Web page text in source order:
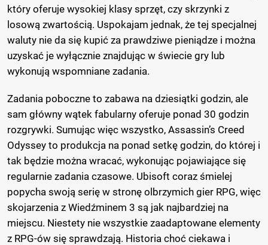
który oferuje wysokiej klasy sprzęt, czy skrzynki z
losową zwartością. Uspokajam jednak, że tej specjalnej
waluty nie da się kupić za prawdziwe pieniądze i można
uzyskać je wyłącznie znajdując w świecie gry lub
wykonują wspomniane zadania.
Zadania poboczne to zabawa na dziesiątki godzin, ale
sam główny wątek fabularny oferuje ponad 30 godzin
rozgrywki. Sumując więc wszystko, Assassin’s Creed
Odyssey to produkcja na ponad setkę godzin, do której i
tak będzie można wracać, wykonując pojawiające się
regularnie zadania czasowe. Ubisoft coraz śmielej
popycha swoją serię w stronę olbrzymich gier RPG, więc
skojarzenia z Wiedźminem 3 są jak najbardziej na
miejscu. Niestety nie wszystkie zaadaptowane elementy
z RPG-ów się sprawdzają. Historia choć ciekawa i